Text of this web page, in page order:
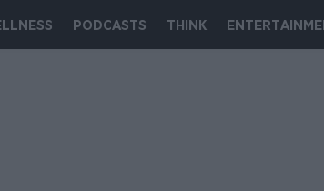
PODCASTS THINK